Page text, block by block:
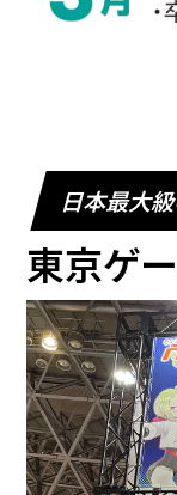
日本最大
東京ゲ